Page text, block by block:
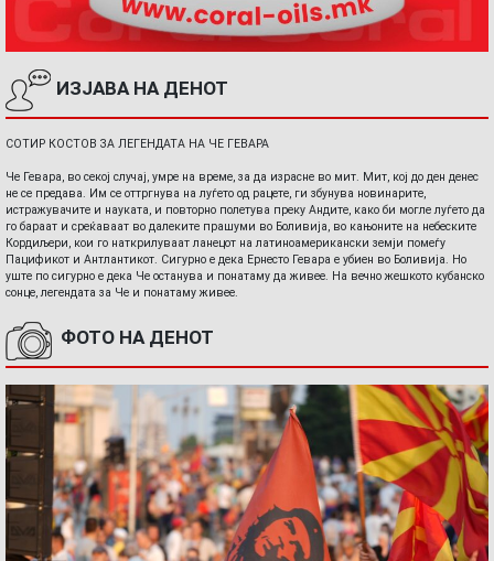
ИЗЈАВА НА ДЕНОТ
СОТИР КОСТОВ ЗА ЛЕГЕНДАТА НА ЧЕ ГЕВАРА
Че Гевара, во секој случај, умре на време, за да израсне во мит. Мит, кој до ден денес
не се предава. Им се оттргнува на луѓето од рацете, ги збунува новинарите,
истражувачите и науката, и повторно полетува преку Андите, како би могле луѓето да
го бараат и среќаваат во далеките прашуми во Боливија, во кањоните на небеските
Кордиљери, кои го наткрилуваат ланецот на латиноамерикански земји помеѓу
Пацификот и Антлантикот. Сигурно е дека Ернесто Гевара е убиен во Боливија. Но
уште по сигурно е дека Че останува и понатаму да живее. На вечно жешкото кубанско
сонце, легендата за Че и понатаму живее.
ФОТО НА ДЕНОТ